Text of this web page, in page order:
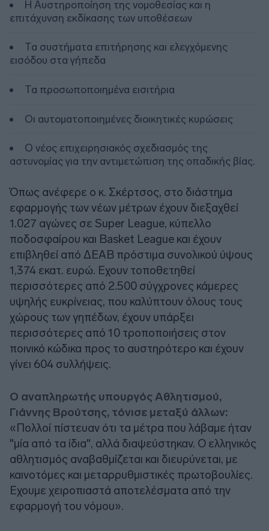
Η Αυστηροποίηση της νομοθεσίας και η
επιτάχυνση εκδίκασης των υποθέσεων
Τα συστήματα επιτήρησης και ελεγχόμενης
εισόδου στα γήπεδα
Τα προσωποποιημένα εισιτήρια
Οι αυτοματοποιημένες διοικητικές κυρώσεις
Ο νέος επιχειρησιακός σχεδιασμός της
αστυνομίας για την αντιμετώπιση της οπαδικής βίας.
Όπως ανέφερε ο κ. Σκέρτσος, στο διάστημα
εφαρμογής των νέων μέτρων έχουν διεξαχθεί
1.027 αγώνες σε Super League, κύπελλο
ποδοσφαίρου και Basket League και έχουν
επιβληθεί από ΔΕΑΒ πρόστιμα συνολικού ύψους
1,374 εκατ. ευρώ. Εχουν τοποθετηθεί
περισσότερες από 2.500 σύγχρονες κάμερες
υψηλής ευκρίνειας, που καλύπτουν όλους τους
χώρους των γηπέδων, έχουν υπάρξει
περισσότερες από 10 τροποποιήσεις στον
ποινικό κώδικα προς το αυστηρότερο και έχουν
γίνει 604 συλλήψεις.
Ο αναπληρωτής υπουργός Αθλητισμού,
Γιάννης Βρούτσης, τόνισε μεταξύ άλλων:
«Πολλοί πίστευαν ότι τα μέτρα που λάβαμε ήταν
"μία από τα ίδια", αλλά διαψεύστηκαν. Ο ελληνικός
αθλητισμός αναβαθμίζεται και διευρύνεται, με
καινοτόμες και μεταρρυθμιστικές πρωτοβουλίες.
Εχουμε χειροπιαστά αποτελέσματα από την
εφαρμογή του νόμου».